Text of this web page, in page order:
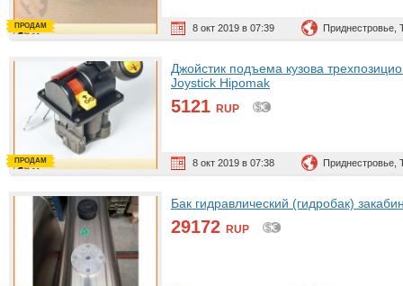
8 окт 2019 в 07:39 Приднестровье,
ПРОДАМ
Джойстик подъема кузова
Joystick Hipomak
5121 RUP
8 окт 2019 в 07:38 Приднестровье,
ПРОДАМ
Бак гидравлический (гидробак)
29172 RUP